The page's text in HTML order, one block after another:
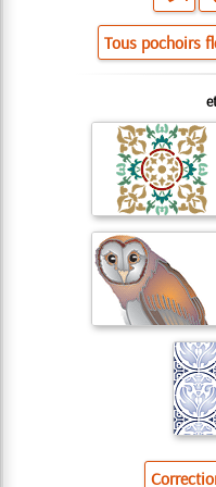
Tous pochoirs